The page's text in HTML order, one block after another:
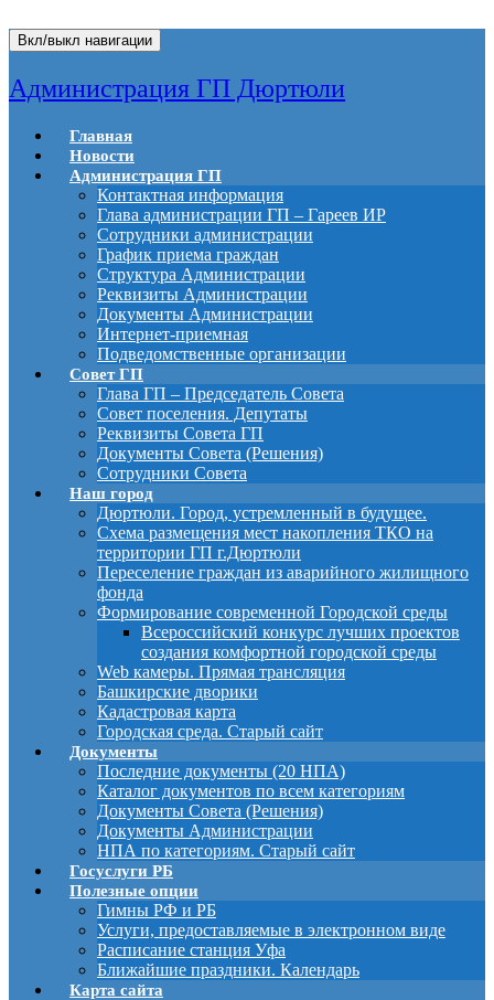
Вкл/выкл навигации
Администрация ГП Дюртюли
Главная
Новости
Администрация ГП
Контактная информация
Глава администрации ГП – Гареев ИР
Сотрудники администрации
График приема граждан
Структура Администрации
Реквизиты Администрации
Документы Администрации
Интернет-приемная
Подведомственные организации
Совет ГП
Глава ГП – Председатель Совета
Совет поселения. Депутаты
Реквизиты Совета ГП
Документы Совета (Решения)
Сотрудники Совета
Наш город
Дюртюли. Город, устремленный в будущее.
Схема размещения мест накопления ТКО на
территории ГП г.Дюртюли
Переселение граждан из аварийного жилищного
фонда
Формирование современной Городской среды
Всероссийский конкурс лучших проектов
создания комфортной городской среды
Web камеры. Прямая трансляция
Башкирские дворики
Кадастровая карта
Городская среда. Старый сайт
Документы
Последние документы (20 НПА)
Каталог документов по всем категориям
Документы Совета (Решения)
Документы Администрации
НПА по категориям. Старый сайт
Госуслуги РБ
Полезные опции
Гимны РФ и РБ
Услуги, предоставляемые в электронном виде
Расписание станция Уфа
Ближайшие праздники. Календарь
Карта сайта